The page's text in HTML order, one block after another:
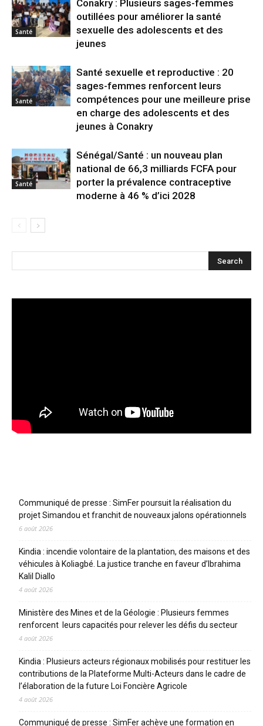
Santé
Conakry : Plusieurs sages-femmes
outillées pour améliorer la santé
sexuelle des adolescents et des
jeunes
Santé
Santé sexuelle et reproductive : 20
sages-femmes renforcent leurs
compétences pour une meilleure prise
en charge des adolescents et des
jeunes à Conakry
Santé
Sénégal/Santé : un nouveau plan
national de 66,3 milliards FCFA pour
porter la prévalence contraceptive
moderne à 46 % d’ici 2028
Communiqué de presse : SimFer poursuit la réalisation du
projet Simandou et franchit de nouveaux jalons opérationnels
6 août 2026
Kindia : incendie volontaire de la plantation, des maisons et des
véhicules à Koliagbé. La justice tranche en faveur d’Ibrahima
Kalil Diallo
4 août 2026
Ministère des Mines et de la Géologie : Plusieurs femmes
renforcent leurs capacités pour relever les défis du secteur
4 août 2026
Kindia : Plusieurs acteurs régionaux mobilisés pour restituer les
contributions de la Plateforme Multi-Acteurs dans le cadre de
l’élaboration de la future Loi Foncière Agricole
4 août 2026
Communiqué de presse : SimFer achève une formation en